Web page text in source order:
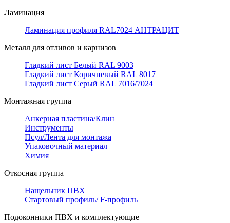
Ламинация
Ламинация профиля RAL7024 АНТРАЦИТ
Металл для отливов и карнизов
Гладкий лист Белый RAL 9003
Гладкий лист Коричневый RAL 8017
Гладкий лист Серый RAL 7016/7024
Монтажная группа
Анкерная пластина/Клин
Инструменты
Псул/Лента для монтажа
Упаковочный материал
Химия
Откосная группа
Нащельник ПВХ
Стартовый профиль/ F-профиль
Подоконники ПВХ и комплектующие